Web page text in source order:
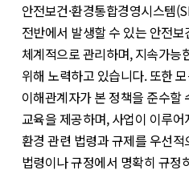
안전보건·환경통합경영시스템
전반에서 발생할 수 있는 안전
체계적으로 관리하며, 지속가능
위해 노력하고 있습니다. 또한
이해관계자가 본 정책을 준수할
교육을 제공하며, 사업이 이루
환경 관련 법령과 규제를 우선
법령이나 규정에서 명확히 규정